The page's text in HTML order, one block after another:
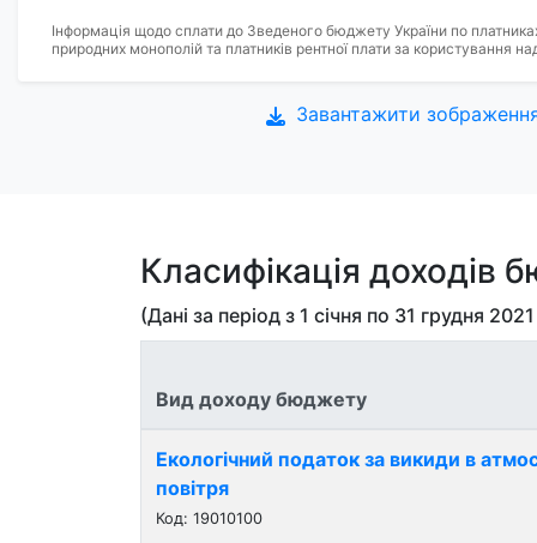
Інформація щодо сплати до Зведеного бюджету України по
природних монополій та платників рентної плати за користування
Завантажити
Класифікація доходів
(Дані за період з 1 січня по 31 грудня 2021
Вид доходу бюджету
Екологічний податок за викиди в
повітря
Код: 19010100